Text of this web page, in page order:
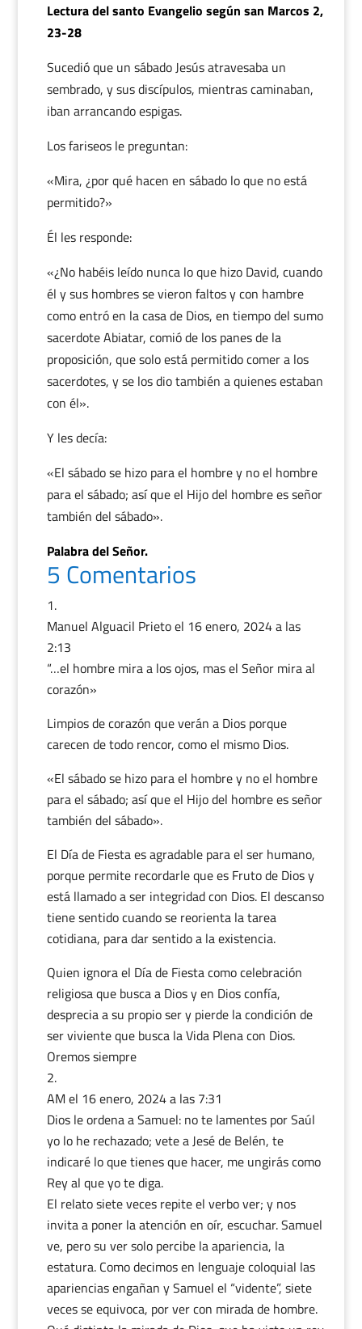
Lectura del santo Evangelio según san Marcos 2,
23-28
Sucedió que un sábado Jesús atravesaba un
sembrado, y sus discípulos, mientras caminaban,
iban arrancando espigas.
Los fariseos le preguntan:
«Mira, ¿por qué hacen en sábado lo que no está
permitido?»
Él les responde:
«¿No habéis leído nunca lo que hizo David, cuando
él y sus hombres se vieron faltos y con hambre
como entró en la casa de Dios, en tiempo del sumo
sacerdote Abiatar, comió de los panes de la
proposición, que solo está permitido comer a los
sacerdotes, y se los dio también a quienes estaban
con él».
Y les decía:
«El sábado se hizo para el hombre y no el hombre
para el sábado; así que el Hijo del hombre es señor
también del sábado».
Palabra del Señor.
5 Comentarios
Manuel Alguacil Prietoel 16 enero, 2024 a las
2:13
“…el hombre mira a los ojos, mas el Señor mira al
corazón»
Limpios de corazón que verán a Dios porque
carecen de todo rencor, como el mismo Dios.
«El sábado se hizo para el hombre y no el hombre
para el sábado; así que el Hijo del hombre es señor
también del sábado».
El Día de Fiesta es agradable para el ser humano,
porque permite recordarle que es Fruto de Dios y
está llamado a ser integridad con Dios. El descanso
tiene sentido cuando se reorienta la tarea
cotidiana, para dar sentido a la existencia.
Quien ignora el Día de Fiesta como celebración
religiosa que busca a Dios y en Dios confía,
desprecia a su propio ser y pierde la condición de
ser viviente que busca la Vida Plena con Dios.
Oremos siempre
AM el 16 enero, 2024 a las 7:31
Dios le ordena a Samuel: no te lamentes por Saúl
yo lo he rechazado; vete a Jesé de Belén, te
indicaré lo que tienes que hacer, me ungirás como
Rey al que yo te diga.
El relato siete veces repite el verbo ver; y nos
invita a poner la atención en oír, escuchar. Samuel
ve, pero su ver solo percibe la apariencia, la
estatura. Como decimos en lenguaje coloquial las
apariencias engañan y Samuel el “vidente”, siete
veces se equivoca, por ver con mirada de hombre.